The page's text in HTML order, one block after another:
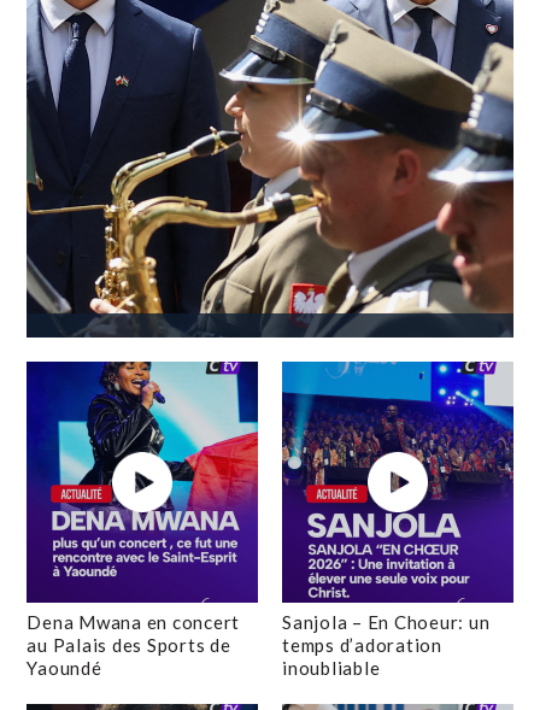
Dena Mwana en concert
au Palais des Sports de
Yaoundé
Sanjola – En Choeur: un
temps d’adoration
inoubliable